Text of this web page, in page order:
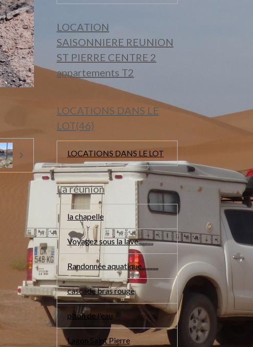
LOCATION
SAISONNIERE REUNION
ST PIERRE CENTRE 2
appartements T2
LOCATIONS DANS LE
LOT(46)
LOCATIONS DANS LE LOT
La réunion
la chapelle
Voyagez sous la lave..........
Randonnée aquatique...........
cascade bras rouge
piton de l'eau
Lagon Saint Pierre